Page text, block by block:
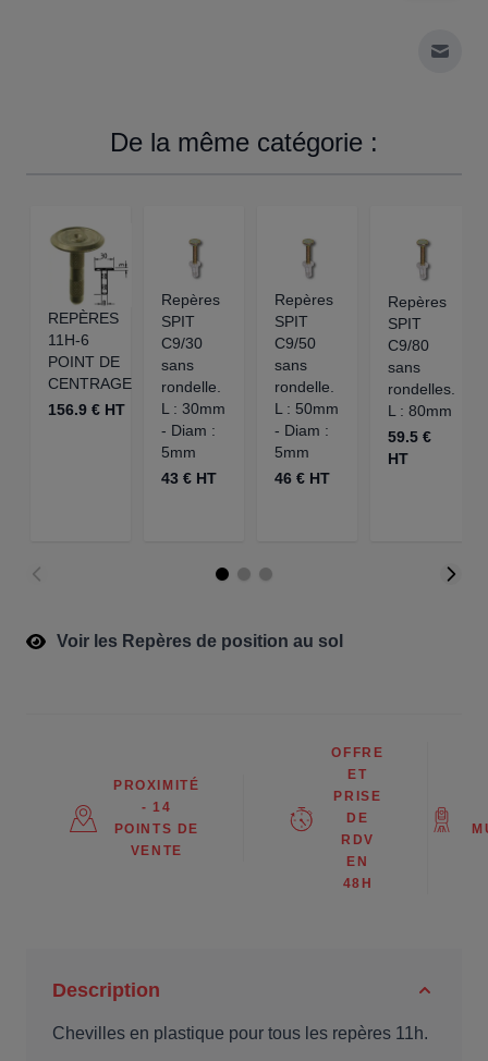
De la même catégorie :
REPÈRES
11H-6
POINT DE
CENTRAGE
156.9 € HT
Repères
SPIT
C9/30
sans
rondelle.
L : 30mm
- Diam :
5mm
43 € HT
Repères
SPIT
C9/50
sans
rondelle.
L : 50mm
- Diam :
5mm
46 € HT
Repères
SPIT
C9/80
sans
rondelles.
L : 80mm
59.5 €
HT
Voir les Repères de position au sol
PROXIMITÉ
- 14
POINTS DE
VENTE
OFFRE
ET
PRISE
DE
RDV
EN
48H
Description
Chevilles en plastique pour tous les repères 11h.